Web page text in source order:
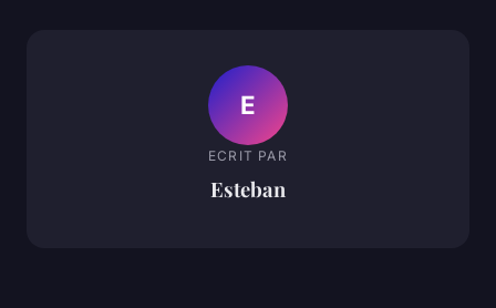
E
ECRIT PAR
Esteban